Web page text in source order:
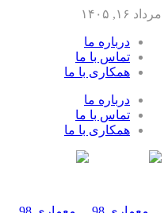
مرداد ۱۶, ۱۴۰۵
درباره ما
تماس با ما
همکاری با ما
درباره ما
تماس با ما
همکاری با ما